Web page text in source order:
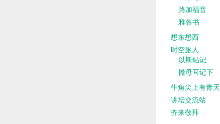
路加福音
雅各书
想东想西
时空旅人
以斯帖记
撒母耳记下
牛角尖上有青天
讲坛交流站
齐来敬拜